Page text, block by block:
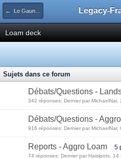
← Le Gauntlet Legacy
Loam deck
Sujets dans ce forum
Débats/Questions -
342 réponses: Dernier par MichaelNar,
Débats/Questions -
916 réponses: Dernier par MichaelNar,
Reports - Aggro Loam 5
74 réponses: Dernier par Haislpots, 14